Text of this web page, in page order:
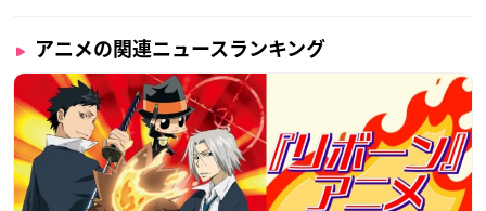
アニメの関連ニュースランキング